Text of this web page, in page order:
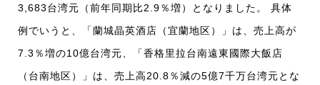
3,683台湾元（前年同期比2.9％増）となりました。 具体
例でいうと、「蘭城晶英酒店（宜蘭地区）」は、売上高が
7.3％増の10億台湾元、「香格里拉台南遠東國際大飯店
（台南地区）」は、売上高20.8％減の5億7千万台湾元とな